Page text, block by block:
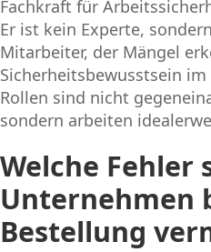
Fachkraft für
Er ist kein Experte,
Mitarbeiter, der Mängel
Sicherheitsbewusstsein
Rollen sind nicht
sondern arbeiten
Welche Fehler
Unternehmen
Bestellung